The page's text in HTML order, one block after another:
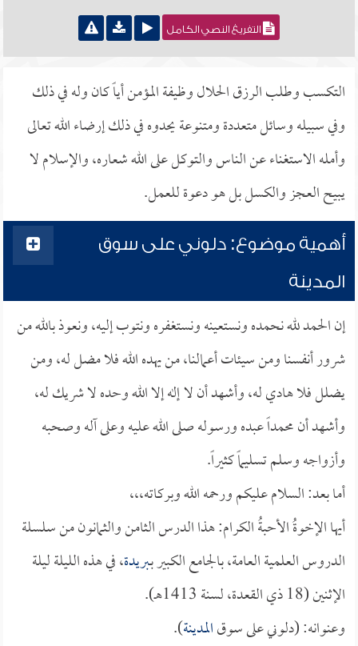
التفريغ النصي الكامل
التكسب وطلب الرزق الحلال وظيفة المؤمن أياً كان وله في ذلك
وفي سبيله وسائل متعددة ومتنوعة يحدوه في ذلك إرضاء الله تعالى
وأمله الاستغناء عن الناس والتوكل على الله شعاره، والإسلام لا
يبيح العجز والكسل بل هو دعوة للعمل.
أهمية موضوع: دلوني على سوق
المدينة
إن الحمد لله نحمده ونستعينه ونستغفره ونتوب إليه، ونعوذ بالله من
شرور أنفسنا ومن سيئات أعمالنا، من يهده الله فلا مضل له، ومن
يضلل فلا هادي له، وأشهد أن لا إله إلا الله وحده لا شريك له،
وأشهد أن محمداً عبده ورسوله صلى الله عليه وعلى آله وصحبه
وأزواجه وسلم تسليماً كثيراً.
أما بعد: السلام عليكم ورحمه الله وبركاته،،،
أيها الإخوةُ الأحبةُ الكرام: هذا الدرس الثامن والثمانون من سلسلة
الدروس العلمية العامة، بالجامع الكبير بـبريدة، في هذه الليلة ليلة
الإثنين (18 ذي القعدة، لسنة 1413هـ).
وعنوانه: (دلوني على سوقالمدينة).